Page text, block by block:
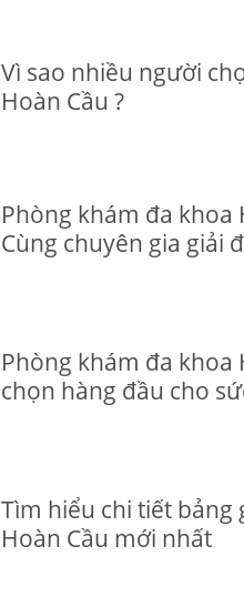
Vì sao nhiều người
Hoàn Cầu ?
Phòng khám đa khoa
Cùng chuyên gia giải
Phòng khám đa khoa
chọn hàng đầu cho
Tìm hiểu chi tiết bảng
Hoàn Cầu mới nhất